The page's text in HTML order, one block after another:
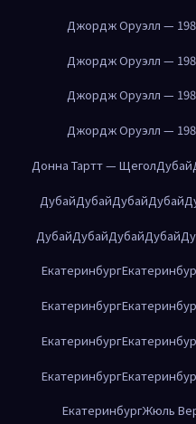
Джордж Оруэлл —
Джордж Оруэлл —
Джордж Оруэлл —
Джордж Оруэлл —
Донна Тартт — ЩеголДубай
ДубайДубайДубайДубай
ДубайДубайДубайДубай
Екатеринбург
Екатеринбург
Екатеринбург
Екатеринбург
ЕкатеринбургЖюль